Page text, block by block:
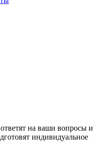
на ваши вопросы и
индивидуальное